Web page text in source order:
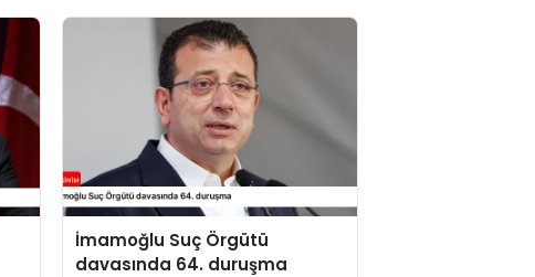
İmamoğlu Suç Örgütü
davasında 64. duruşma